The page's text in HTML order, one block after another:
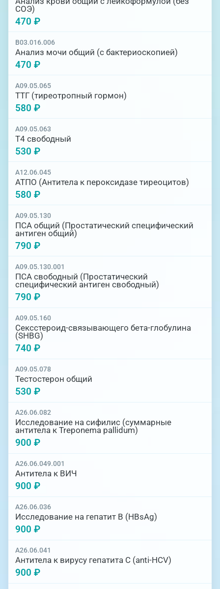
СОЭ)
470 ₽
B03.016.006
Анализ мочи общий (с бактериоскопией)
470 ₽
A09.05.065
ТТГ (тиреотропный гормон)
580 ₽
A09.05.063
Т4 свободный
530 ₽
A12.06.045
АТПО (Антитела к пероксидазе тиреоцитов)
580 ₽
A09.05.130
ПСА общий (Простатический специфический
антиген общий)
790 ₽
A09.05.130.001
ПСА свободный (Простатический
специфический антиген свободный)
790 ₽
A09.05.160
Сексстероид-связывающего бета-глобулина
(SHBG)
740 ₽
A09.05.078
Тестостерон общий
530 ₽
A26.06.082
Исследование на сифилис (суммарные
антитела к Treponema pallidum)
900 ₽
A26.06.049.001
Антитела к ВИЧ
900 ₽
A26.06.036
Исследование на гепатит В (НBsAg)
900 ₽
A26.06.041
Антитела к вирусу гепатита С (anti-HCV)
900 ₽